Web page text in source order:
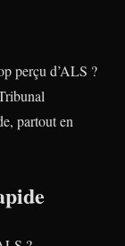
perçu d’ALS ?
partout en